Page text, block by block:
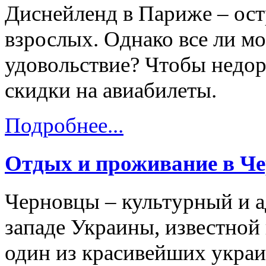
Диснейленд в Париже –
взрослых. Однако все ли
удовольствие? Чтобы
скидки на авиабилеты.
Подробнее...
Отдых и проживание в
Черновцы – культурный и
западе Украины,
один из красивейших